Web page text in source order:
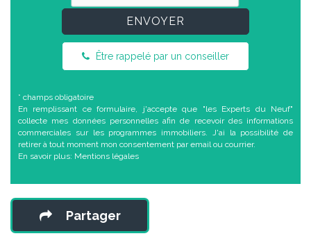
ENVOYER
Être rappelé par un conseiller
* champs obligatoire
En remplissant ce formulaire, j'accepte que "les Experts du Neuf"
collecte mes données personnelles afin de recevoir des informations
commerciales sur les programmes immobiliers. J'ai la possibilité de
retirer à tout moment mon consentement par email ou courrier.
En savoir plus: Mentions légales
Partager